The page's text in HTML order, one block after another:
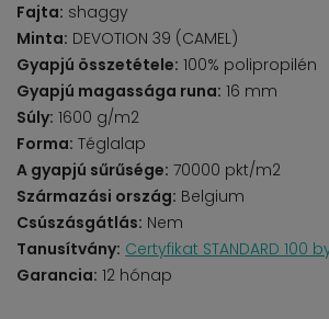
Fajta: shaggy
Minta: DEVOTION 39 (CAMEL)
Gyapjú összetétele: 100% polipropilén
Gyapjú magassága runa: 16 mm
Súly: 1600 g/m2
Forma: Téglalap
A gyapjú sűrűsége: 70000 pkt/m2
Származási ország: Belgium
Csúszásgátlás: Nem
Tanusítvány: Certyfikat STANDARD 100
Garancia: 12 hónap